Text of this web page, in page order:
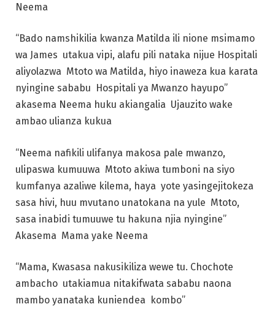
Neema
“Bado namshikilia kwanza Matilda ili nione msimamo
wa James utakua vipi, alafu pili nataka nijue Hospitali
aliyolazwa Mtoto wa Matilda, hiyo inaweza kua karata
nyingine sababu Hospitali ya Mwanzo hayupo”
akasema Neema huku akiangalia Ujauzito wake
ambao ulianza kukua
“Neema nafikili ulifanya makosa pale mwanzo,
ulipaswa kumuuwa Mtoto akiwa tumboni na siyo
kumfanya azaliwe kilema, haya yote yasingejitokeza
sasa hivi, huu mvutano unatokana na yule Mtoto,
sasa inabidi tumuuwe tu hakuna njia nyingine”
Akasema Mama yake Neema
“Mama, Kwasasa nakusikiliza wewe tu. Chochote
ambacho utakiamua nitakifwata sababu naona
mambo yanataka kuniendea kombo”